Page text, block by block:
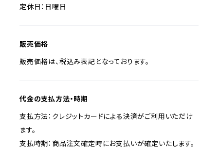
定休日：日曜日
販売価格
販売価格は、税込み表記となっております。
代金の支払方法・時期
支払方法：クレジットカードによる決済がご利用いただけ
ます。
支払時期：商品注文確定時にお支払いが確定いたします。